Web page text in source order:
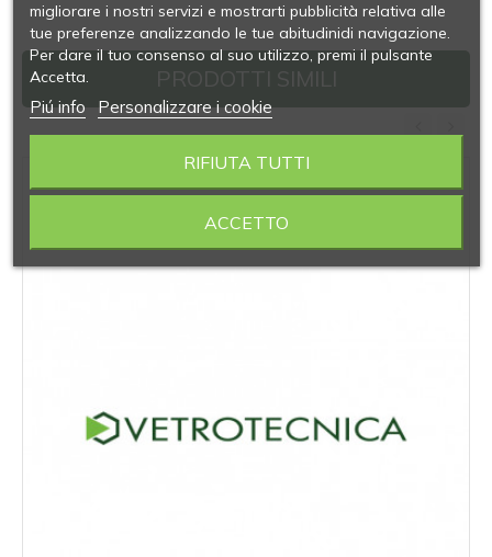
migliorare i nostri servizi e mostrarti pubblicità relativa alle
tue preferenze analizzando le tue abitudinidi navigazione.
Per dare il tuo consenso al suo utilizzo, premi il pulsante
Accetta.
Piú info Personalizzare i cookie
RIFIUTA TUTTI
ACCETTO